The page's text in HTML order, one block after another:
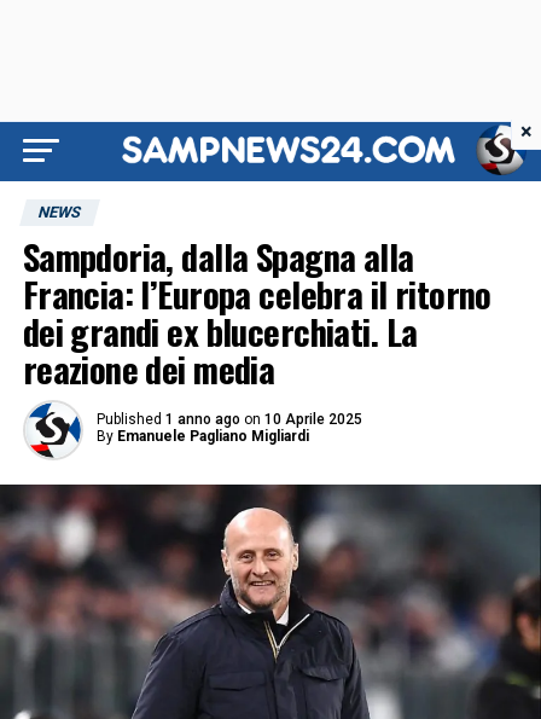
NEWS
Sampdoria, dalla Spagna alla
Francia: l’Europa celebra il ritorno
dei grandi ex blucerchiati. La
reazione dei media
Published 1 anno ago on 10 Aprile 2025
By Emanuele Pagliano Migliardi
×